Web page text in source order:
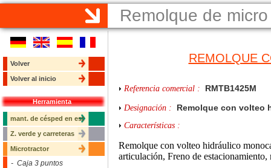
Remolque de
Volver
Volver al inicio
Herramienta
mant. de césped en est
Z. verde y carreteras
Microtractor
- Caja 3 puntos
REMOLQUE
Referencia comercial : RMTB1425M
Designación : Remolque con volteo
Características :
Remolque con volteo hidráulico
articulación, Freno de estacionamiento,